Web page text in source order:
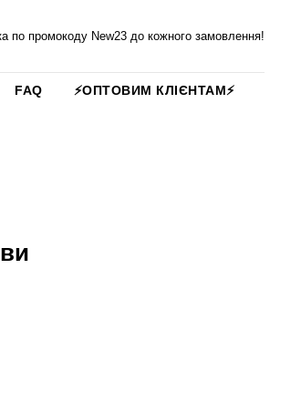
по промокоду New23 до кожного замовлення!
FAQ
⚡️ОПТОВИМ КЛІЄНТАМ⚡️